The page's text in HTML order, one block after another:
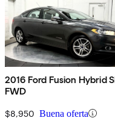
2016 Ford Fusion Hybrid
FWD
$8,950 Buena oferta